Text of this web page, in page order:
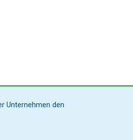
Unternehmen den